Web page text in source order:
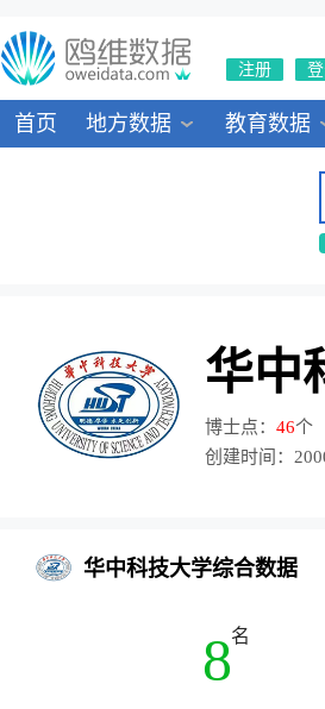
注册
首页 地方数据 教育数据
华中
博士点： 46个
创建时间：
华中科技大学综合数据
8名